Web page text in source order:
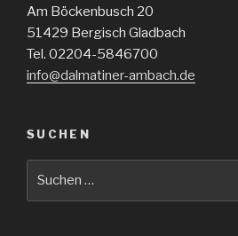
Am Böckenbusch 20
51429 Bergisch Gladbach
Tel. 02204-5846700
info@dalmatiner-ambach.de
SUCHEN